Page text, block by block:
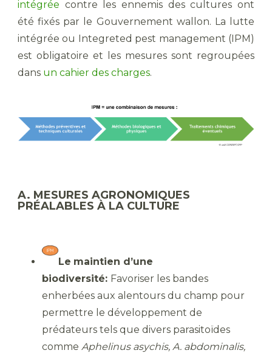
intégrée contre les ennemis des cultures ont
été fixés par le Gouvernement wallon. La lutte
intégrée ou Integreted pest management (IPM)
est obligatoire et les mesures sont regroupées
dans un cahier des charges.
A. MESURES AGRONOMIQUES
PRÉALABLES À LA CULTURE
Le maintien d’une
biodiversité: Favoriser les bandes
enherbées aux alentours du champ pour
permettre le développement de
prédateurs tels que divers parasitoïdes
comme Aphelinus asychis, A. abdominalis,